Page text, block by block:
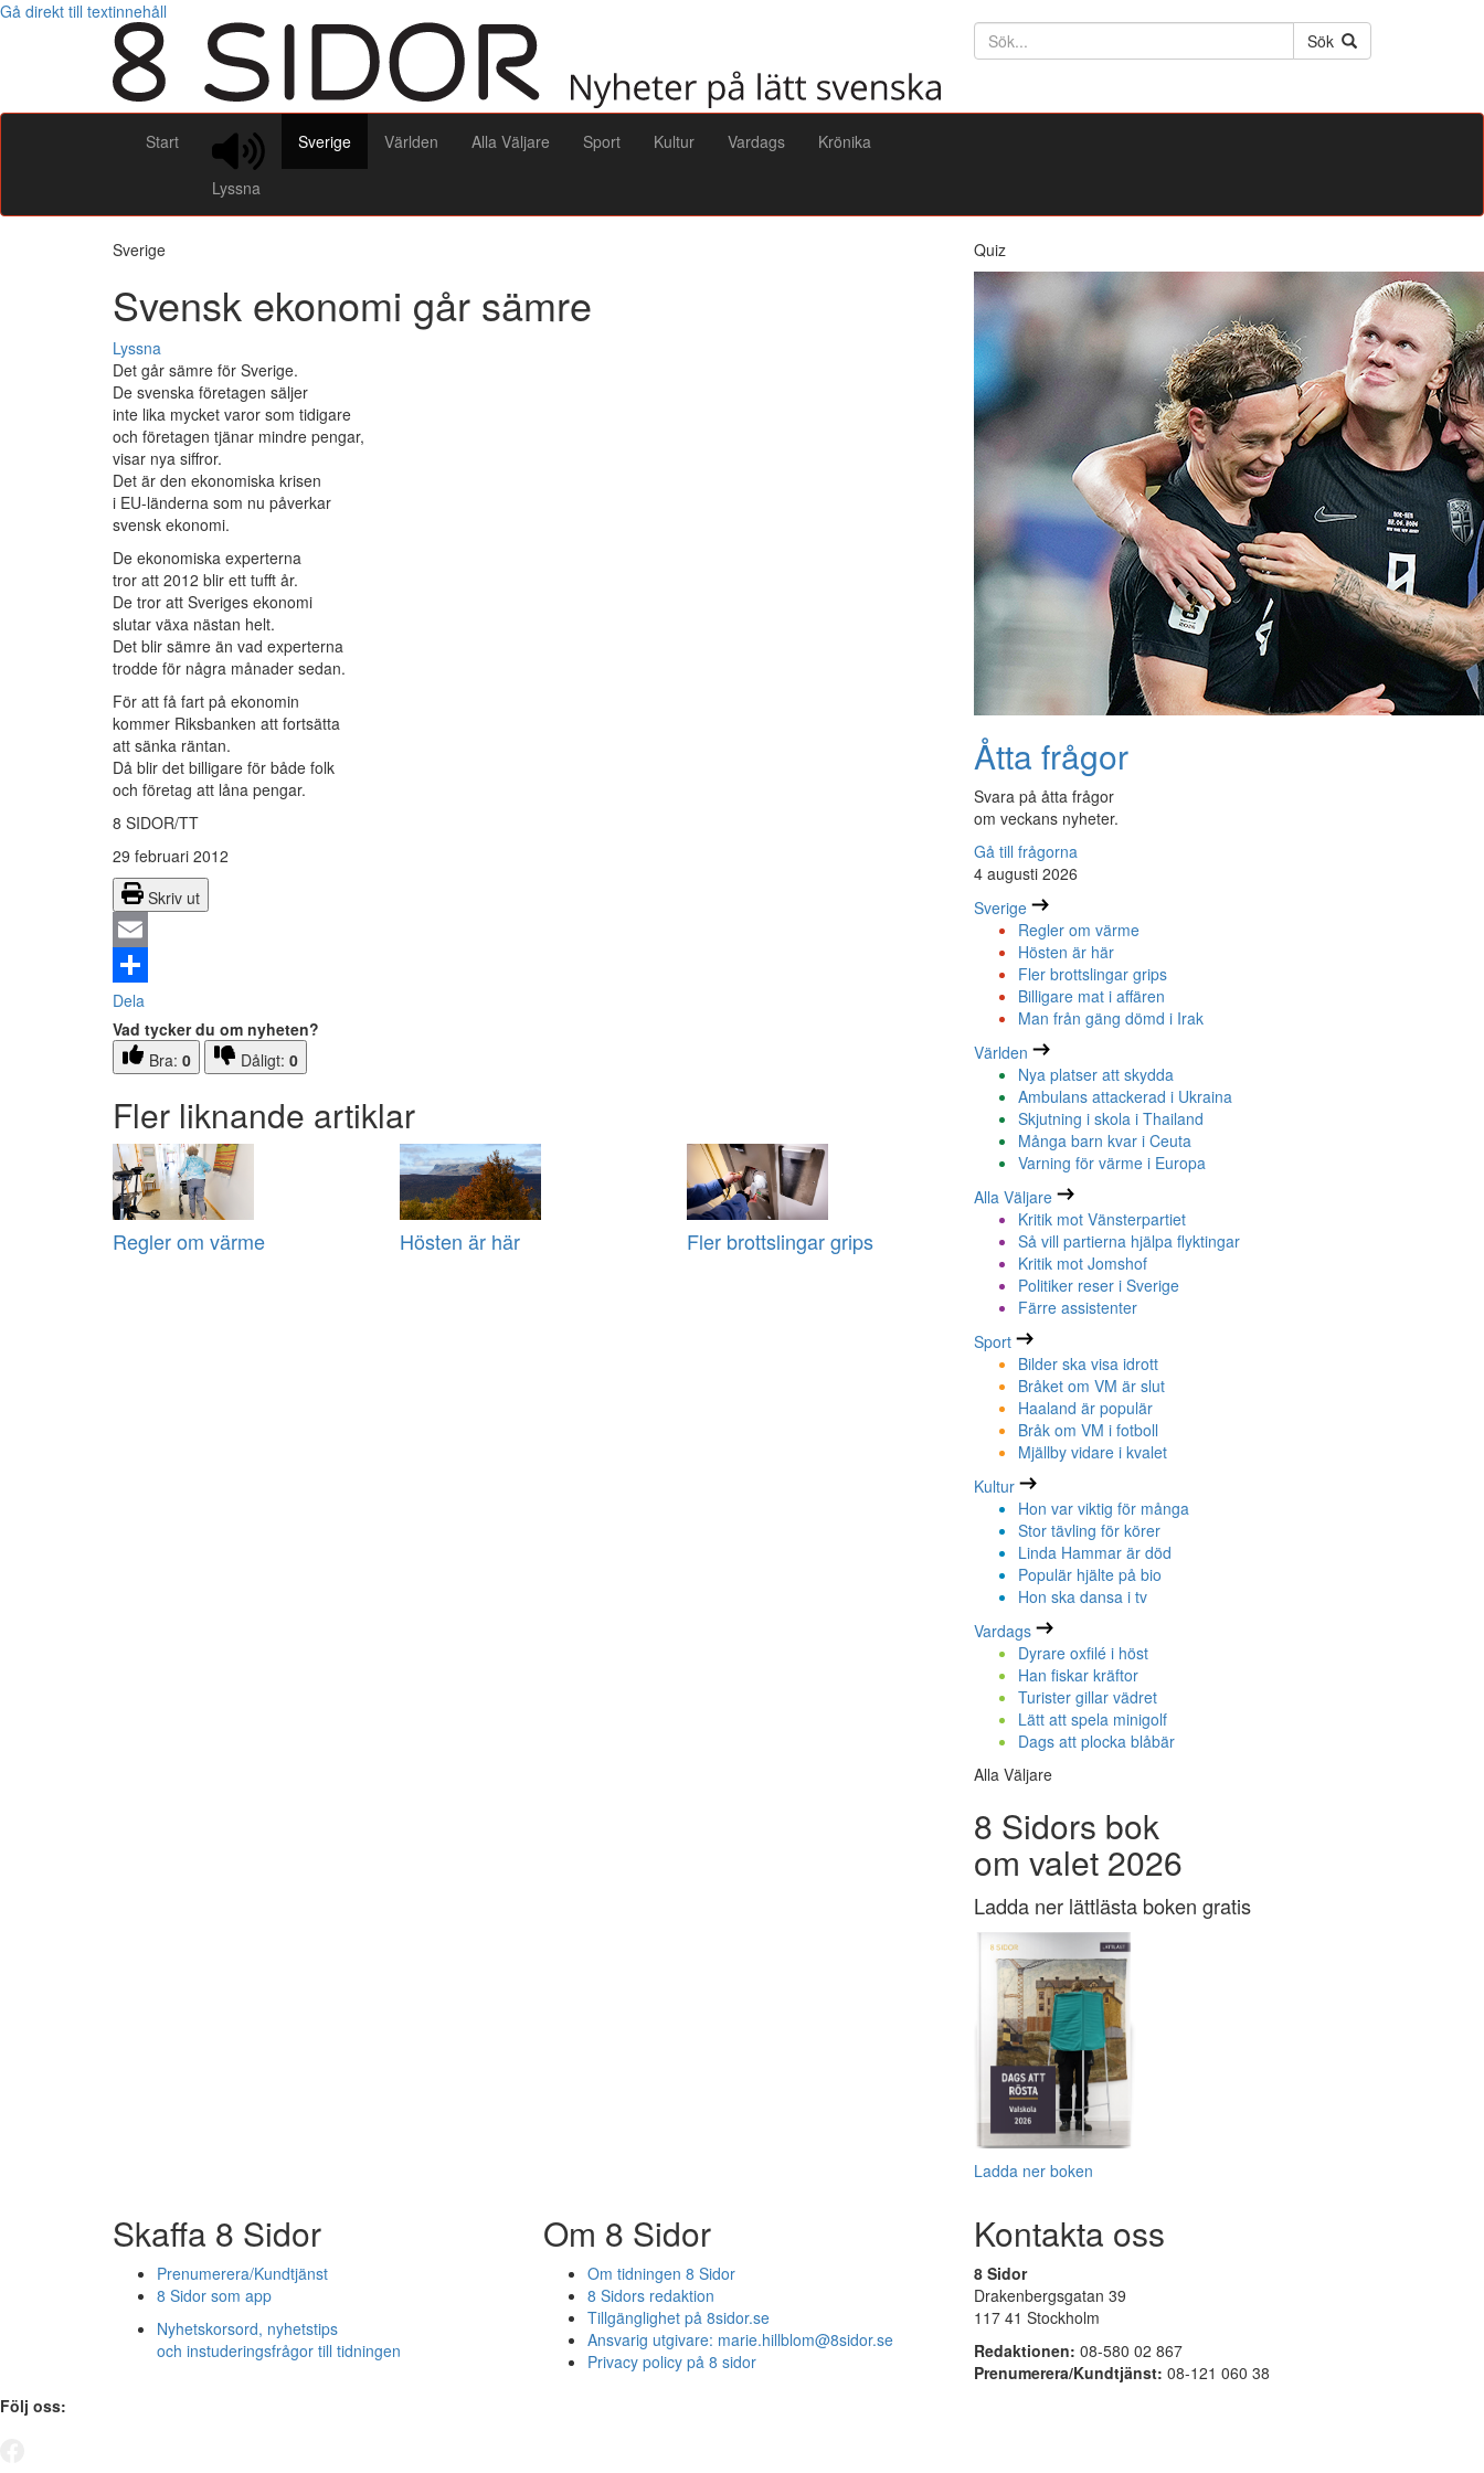
Gå direkt till textinnehåll
Söktext
Sök
Start
Lyssna
Sverige Världen Alla Väljare Sport Kultur Vardags Krönika
Sverige
Svensk ekonomi går sämre
Lyssna
Det går sämre för Sverige.
De svenska företagen säljer
inte lika mycket varor som tidigare
och företagen tjänar mindre pengar,
visar nya siffror.
Det är den ekonomiska krisen
i EU-länderna som nu påverkar
svensk ekonomi.
De ekonomiska experterna
tror att 2012 blir ett tufft år.
De tror att Sveriges ekonomi
slutar växa nästan helt.
Det blir sämre än vad experterna
trodde för några månader sedan.
För att få fart på ekonomin
kommer Riksbanken att fortsätta
att sänka räntan.
Då blir det billigare för både folk
och företag att låna pengar.
8 SIDOR/TT
29 februari 2012
Skriv ut
Email
Dela
Vad tycker du om nyheten?
Bra: 0 Dåligt: 0
Fler liknande artiklar
Regler om värme Hösten är här Fler brottslingar grips
Quiz
Åtta frågor
Svara på åtta frågor
om veckans nyheter.
Gå till frågorna
4 augusti 2026
Sverige
Regler om värme
Hösten är här
Fler brottslingar grips
Billigare mat i affären
Man från gäng dömd i Irak
Världen
Nya platser att skydda
Ambulans attackerad i Ukraina
Skjutning i skola i Thailand
Många barn kvar i Ceuta
Varning för värme i Europa
Alla Väljare
Kritik mot Vänsterpartiet
Så vill partierna hjälpa flyktingar
Kritik mot Jomshof
Politiker reser i Sverige
Färre assistenter
Sport
Bilder ska visa idrott
Bråket om VM är slut
Haaland är populär
Bråk om VM i fotboll
Mjällby vidare i kvalet
Kultur
Hon var viktig för många
Stor tävling för körer
Linda Hammar är död
Populär hjälte på bio
Hon ska dansa i tv
Vardags
Dyrare oxfilé i höst
Han fiskar kräftor
Turister gillar vädret
Lätt att spela minigolf
Dags att plocka blåbär
Alla Väljare
8 Sidors bok
om valet 2026
Ladda ner lättlästa boken gratis
Ladda ner boken
Skaffa 8 Sidor
Prenumerera/Kundtjänst
8 Sidor som app
Nyhetskorsord, nyhetstips
och instuderingsfrågor till tidningen
Om 8 Sidor
Om tidningen 8 Sidor
8 Sidors redaktion
Tillgänglighet på 8sidor.se
Ansvarig utgivare: marie.hillblom@8sidor.se
Privacy policy på 8 sidor
Kontakta oss
8 Sidor
Drakenbergsgatan 39
117 41 Stockholm
Redaktionen: 08-580 02 867
Prenumerera/Kundtjänst: 08-121 060 38
Följ oss: